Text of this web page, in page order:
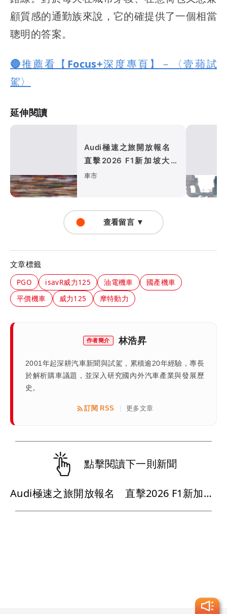
顧質感的通勤族來說，它的確提供了一個相當
聰明的答案。
🔴推薦看【Focus+深度專頁】－〈壹蘋試
駕〉
延伸閱讀
Audi極速之旅開放報名
直擊2026 F1新加坡大獎
賽、走進四環競速世界
車市
查看留言 ▼
文章標籤
PGO isavR威力125 油電機車
國產機車
平價機車
威力125 摩特動力
作者簡介 林浩昇
2001年起深耕汽車新聞與試駕，累積逾20年經驗，專長
於解析購車議題，並深入研究國內外汽車產業與發展歷
史。
訂閱 RSS 更多文章
點擊閱讀下一則新聞
Audi極速之旅開放報名 直擊2026 F1新加坡大獎賽、走進四環競速世界